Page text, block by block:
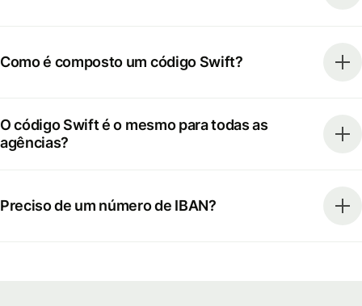
Como é composto um código Swift?
O código Swift é o mesmo para todas as
agências?
Preciso de um número de IBAN?